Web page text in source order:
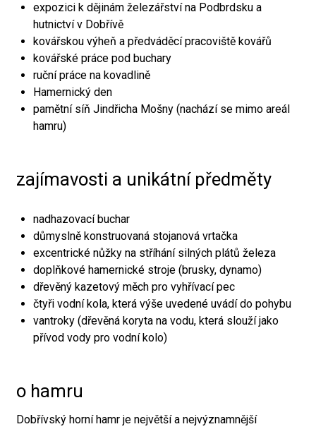
expozici k dějinám železářství na Podbrdsku a
hutnictví v Dobřívě
kovářskou výheň a předváděcí pracoviště kovářů
kovářské práce pod buchary
ruční práce na kovadlině
Hamernický den
pamětní síň Jindřicha Mošny (nachází se mimo areál
hamru)
zajímavosti a unikátní předměty
nadhazovací buchar
důmyslně konstruovaná stojanová vrtačka
excentrické nůžky na stříhání silných plátů železa
doplňkové hamernické stroje (brusky, dynamo)
dřevěný kazetový měch pro vyhřívací pec
čtyři vodní kola, která výše uvedené uvádí do pohybu
vantroky (dřevěná koryta na vodu, která slouží jako
přívod vody pro vodní kolo)
o hamru
Dobřívský horní hamr je největší a nejvýznamnější